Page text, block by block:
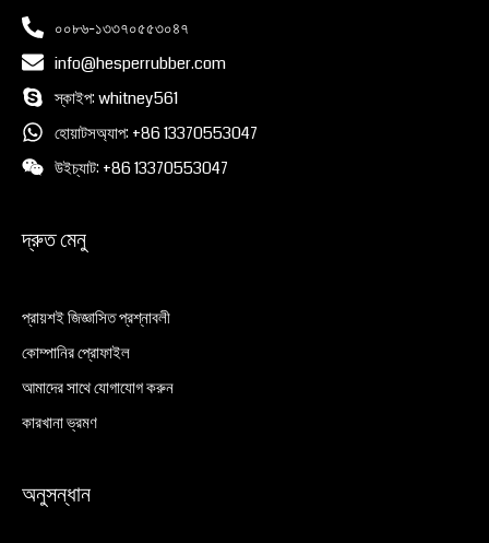
০০৮৬-১৩৩৭০৫৫৩০৪৭
info@hesperrubber.com
স্কাইপ: whitney561
হোয়াটসঅ্যাপ: +86 13370553047
উইচ্যাট: +86 13370553047
দ্রুত মেনু
প্রায়শই জিজ্ঞাসিত প্রশ্নাবলী
কোম্পানির প্রোফাইল
আমাদের সাথে যোগাযোগ করুন
কারখানা ভ্রমণ
অনুসন্ধান